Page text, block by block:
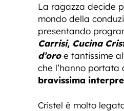
La ragazza decide
mondo della
presentando
Carrisi, Cucina
d’oroe tantissime
che l’hanno portata
bravissima
Cristel è molto